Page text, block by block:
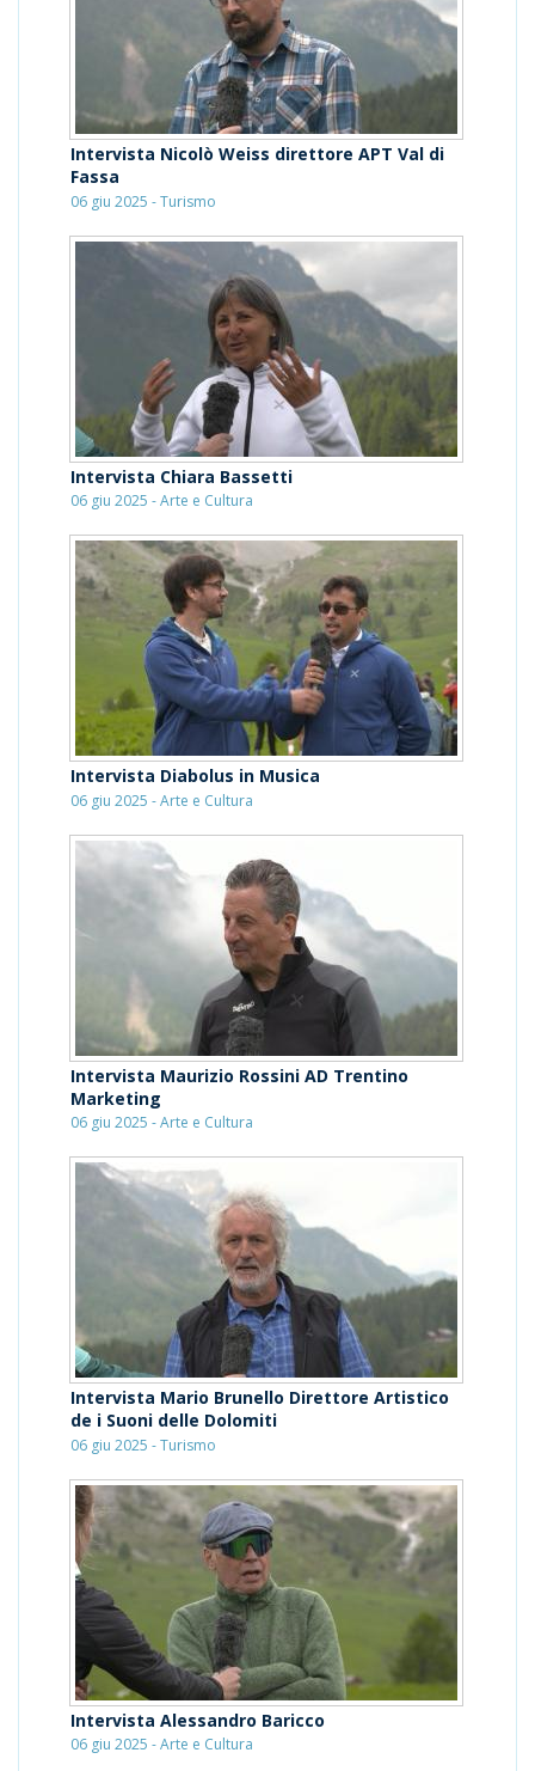
Intervista Nicolò Weiss direttore APT Val di
Fassa
06 giu 2025 - Turismo
Intervista Chiara Bassetti
06 giu 2025 - Arte e Cultura
Intervista Diabolus in Musica
06 giu 2025 - Arte e Cultura
Intervista Maurizio Rossini AD Trentino
Marketing
06 giu 2025 - Arte e Cultura
Intervista Mario Brunello Direttore Artistico
de i Suoni delle Dolomiti
06 giu 2025 - Turismo
Intervista Alessandro Baricco
06 giu 2025 - Arte e Cultura